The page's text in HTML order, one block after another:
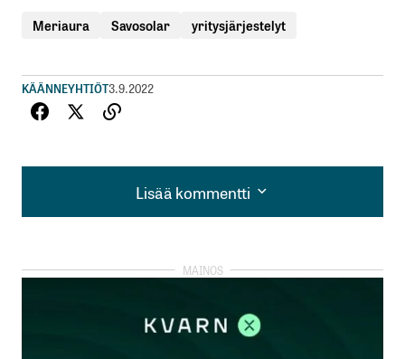
Meriaura Savosolar yritysjärjestelyt
KÄÄNNEYHTIÖT3.9.2022
Lisää kommentti
Lisää kommentti
kirjautua
rekisteröityä